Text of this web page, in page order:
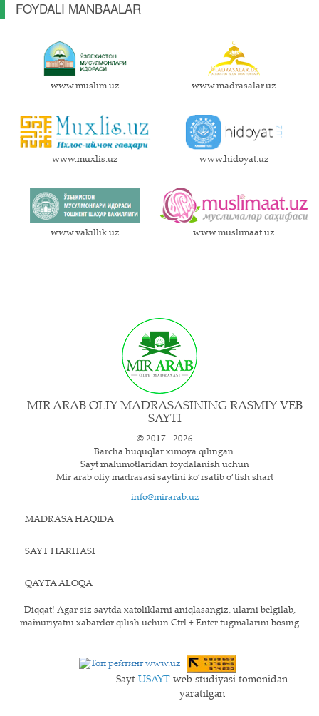
FOYDALI MANBAALAR
www.muslim.uz www.madrasalar.uz
www.muxlis.uz www.hidoyat.uz
www.vakillik.uz www.muslimaat.uz
MIR ARAB OLIY MADRASASINING RASMIY VEB
SAYTI
© 2017 - 2026
Barcha huquqlar ximoya qilingan.
Sayt ma`lumotlaridan foydalanish uchun
Mir arab oliy madrasasi saytini ko‘rsatib o‘tish shart
info@mirarab.uz
MADRASA HAQIDA
SAYT HARITASI
QAYTA ALOQA
Diqqat! Agar siz saytda xatoliklarni aniqlasangiz, ularni belgilab,
ma`muriyatni xabardor qilish uchun Ctrl + Enter tugmalarini bosing
Sayt USAYT web studiyasi tomonidan
yaratilgan